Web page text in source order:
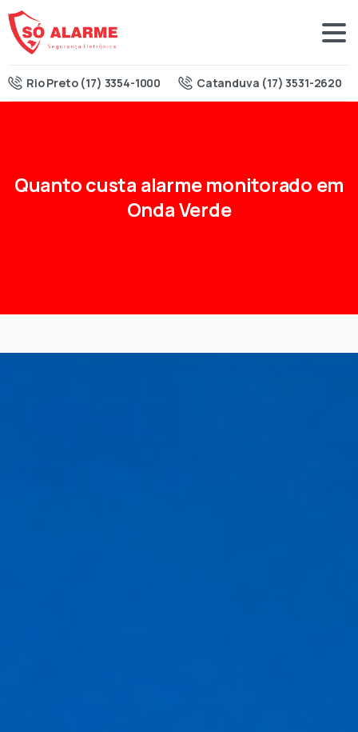
Rio Preto (17) 3354-1000 Catanduva (17) 3531-2620
Quantocusta alarme monitorado em
OndaVerde